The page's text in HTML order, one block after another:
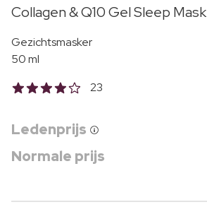
Collagen & Q10 Gel Sleep Mask
Gezichtsmasker
50 ml
23
Ledenprijs
Normale prijs